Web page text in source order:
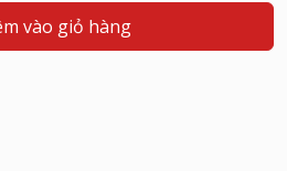
vào giỏ hàng